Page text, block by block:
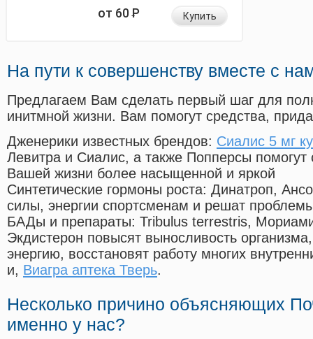
от 60Р Купить
На пути к совершенству вместе с
Предлагаем Вам сделать первый шаг для
инитмной жизни. Вам помогут средства,
Дженерики известных брендов: Сиалис 5 мг
Левитра и Сиалис, а также Попперсы помогут
Вашей жизни более насыщенной и яркой
Синтетические гормоны роста: Динатроп,
силы, энергии спортсменам и решат
БАДы и препараты: Tribulus terrestris,
Экдистерон повысят выносливость
энергию, восстановят работу многих
и, Виагра аптека Тверь.
Несколько причино объясняющих
именно у нас?